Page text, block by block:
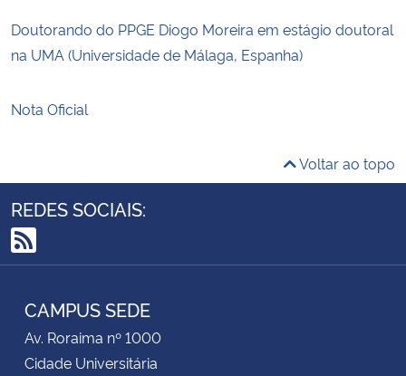
Doutorando do PPGE Diogo Moreira em estágio doutoral
na UMA (Universidade de Málaga, Espanha)
Nota Oficial
Voltar ao topo
REDES SOCIAIS:
RSS
CAMPUS SEDE
Av. Roraima nº 1000
Cidade Universitária